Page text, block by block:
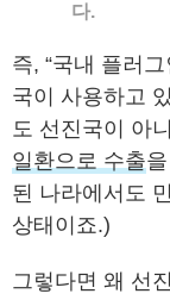
다.
즉, “국내 플러
국이 사용하고
도 선진국이 아
일환으로 수출
된 나라에서도
상태이죠.)
그렇다면 왜 선